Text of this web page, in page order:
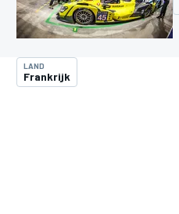
LAND
Frankrijk